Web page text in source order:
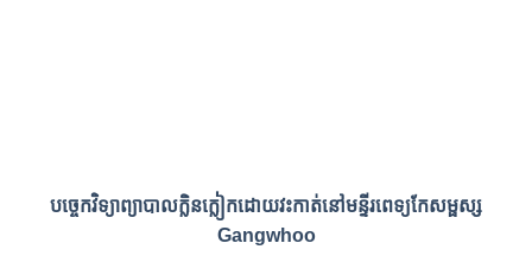
បច្ចេកវិទ្យាព្យាបាលក្លិនក្លៀកដោយវះកាត់នៅមន្ទីរពេទ្យកែសម្ផស្ស
Gangwhoo